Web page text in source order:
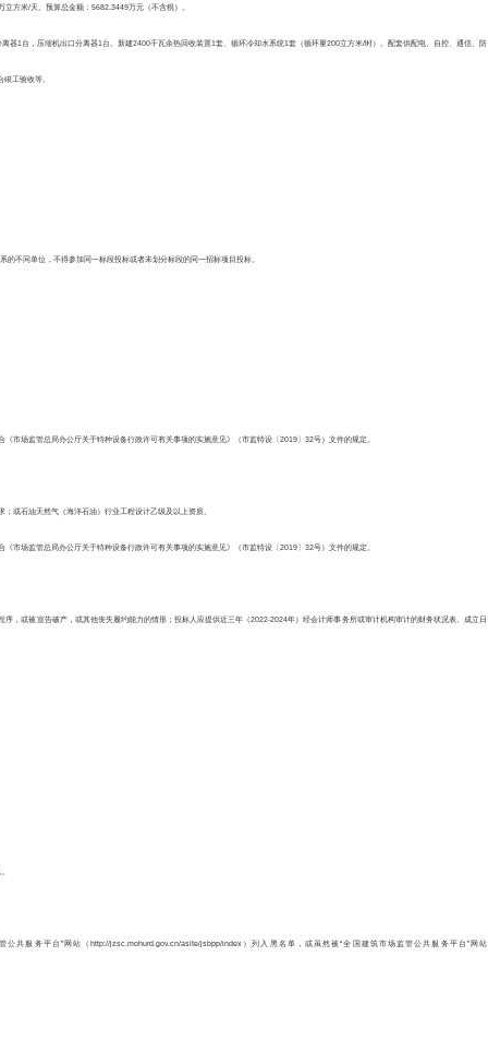
方米/天。预算总金额：5682.3449万元（不含税）。
1台，压缩机出口分离器1台。新建2400千瓦余热回收装置1套、循环冷却水系统1套（循环量200立方米/时）。配套供配电、自控、通信、防
工验收等。
不同单位，不得参加同一标段投标或者未划分标段的同一招标项目投标。
场监管总局办公厅关于特种设备行政许可有关事项的实施意见》（市监特设〔2019〕32号）文件的规定。
或石油天然气（海洋石油）行业工程设计乙级及以上资质。
场监管总局办公厅关于特种设备行政许可有关事项的实施意见》（市监特设〔2019〕32号）文件的规定。
，或被宣告破产，或其他丧失履约能力的情形；投标人应提供近三年（2022-2024年）经会计师事务所或审计机构审计的财务状况表。成立日
服务平台”网站（http://jzsc.mohurd.gov.cn/asite/jsbpp/index）列入黑名单，或虽然被“全国建筑市场监管公共服务平台”网站